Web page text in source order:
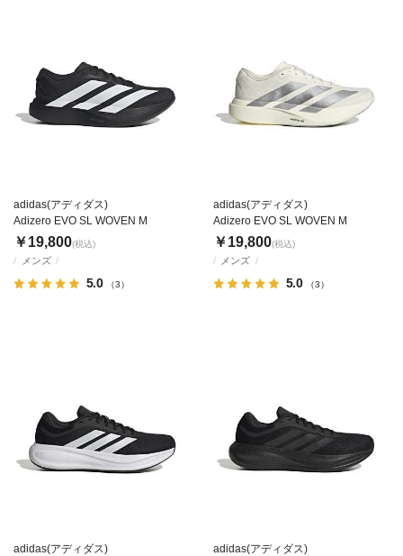
メンズ
5.0 （3）
adidas(アディダス)
Adizero EVO SL WOVEN M
￥19,800(税込)
メンズ
5.0 （3）
adidas(アディダス)
Adizero EVO SL WOVEN M
￥19,800(税込)
adidas(アディダス)
adidas(アディダス)